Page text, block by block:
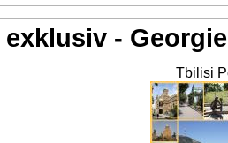
exklusiv -
Tbilisi